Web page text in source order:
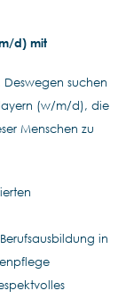
d) mit
Deswegen suchen
(w/m/d), die
Menschen zu
in